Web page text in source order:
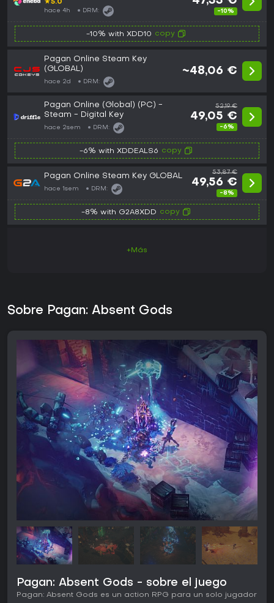
★5.0
hace 4h DRM: -10%
-10% with XDD10 copy
Pagan Online Steam Key
(GLOBAL)
hace 2d DRM:
~48,06 €
Pagan Online (Global) (PC) -
Steam - Digital Key
hace 2sem DRM:
52,19 €
49,05 €
-6%
-6% with XDDEALS6 copy
Pagan Online Steam Key GLOBAL
hace 1sem DRM:
53,87 €
49,56 €
-8%
-8% with G2A8XDD copy
+Más
Sobre Pagan: Absent Gods
Pagan: Absent Gods - sobre el juego
Pagan: Absent Gods es un action RPG para un solo jugador